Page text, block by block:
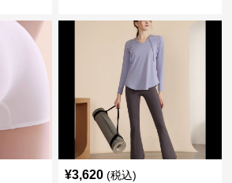
¥3,620 (税込)